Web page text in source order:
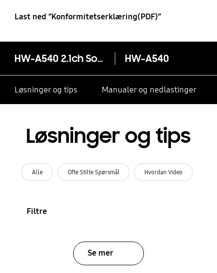
Last ned “Konformitetserklæring(PDF)”
HW-A540 2.1ch Soundbar (2021) HW-A540
Løsninger og tips Manualer og nedlastinger
Løsninger og tips
Alle Ofte Stilte Spørsmål Hvordan Video
Filtre
Se mer